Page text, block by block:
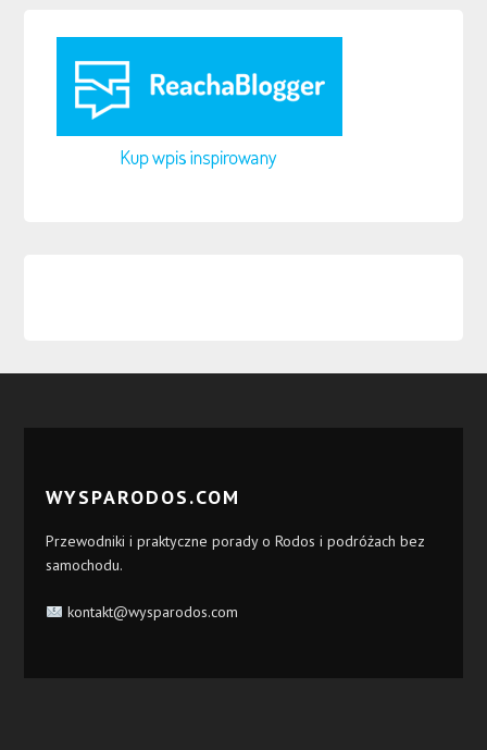
WYSPARODOS.COM
Przewodniki i praktyczne porady o Rodos i podróżach bez
samochodu.
kontakt@wysparodos.com